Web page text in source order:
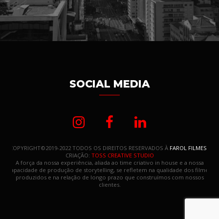
SOCIAL MEDIA
COPYRIGHT©2019-2022 TODOS OS DIREITOS RESERVADOS À FAROL FILMES
CRIAÇÃO: TOSS CREATIVE STUDIO
A força da nossa experiência, aliada ao time criativo in house e a nossa
capacidade de produção de storytelling, se refletem na qualidade dos filmes
produzidos e na relação de longo prazo que construímos com nossos
clientes.